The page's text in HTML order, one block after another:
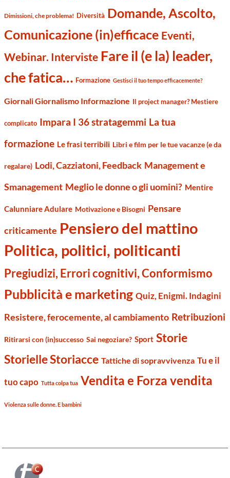
Dimissioni, che problema! Diversità Domande, Ascolto,
Comunicazione (in)efficace Eventi,
Webinar. Interviste Fare il (e la) leader,
che fatica… Formazione Gestisci il tuo tempo efficacemente?
Giornali Giornalismo Informazione Il project manager? Mestiere
complicato Impara I 36 stratagemmi La tua
formazione Le frasi terribili Libri e film per le tue vacanze (e da
regalare) Lodi, Cazziatoni, Feedback Management e
Smanagement Meglio le donne o gli uomini? Mentire
Calunniare Adulare Motivazione e Bisogni Pensare
criticamente Pensiero del mattino
Politica, politici, politicanti
Pregiudizi, Errori cognitivi, Conformismo
Pubblicità e marketing Quiz, Enigmi. Indagini
Resistere, ferocemente, al cambiamento Retribuzioni
Ritirarsi con (in)successo Sai negoziare? Sport Storie
Storielle Storiacce Tattiche di sopravvivenza Tu e il
tuo capo Tutta colpa tua Vendita e Forza vendita
Violenza sulle donne. E bambini